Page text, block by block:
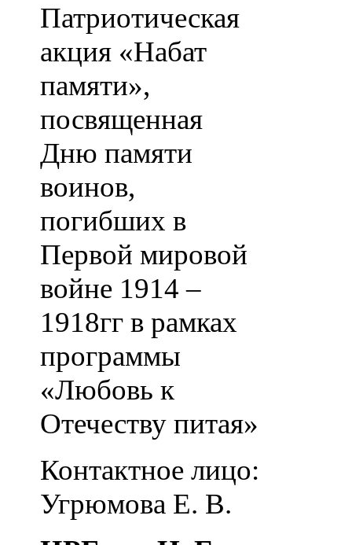
Патриотическая
акция «Набат
памяти»,
посвященная
Дню памяти
воинов,
погибших в
Первой мировой
войне 1914 –
1918гг в рамках
программы
«Любовь к
Отечеству питая»
Контактное лицо:
Угрюмова Е. В.